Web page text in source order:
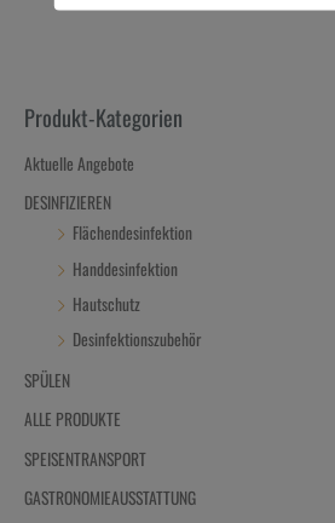
Produkt-Kategorien
Aktuelle Angebote
DESINFIZIEREN
Flächendesinfektion
Handdesinfektion
Hautschutz
Desinfektionszubehör
SPÜLEN
ALLE PRODUKTE
SPEISENTRANSPORT
GASTRONOMIEAUSSTATTUNG